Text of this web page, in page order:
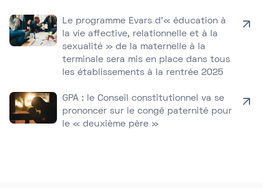
Le programme Evars d’« éducation à
la vie affective, relationnelle et à la
sexualité » de la maternelle à la
terminale sera mis en place dans tous
les établissements à la rentrée 2025
GPA : le Conseil constitutionnel va se
prononcer sur le congé paternité pour
le « deuxième père »